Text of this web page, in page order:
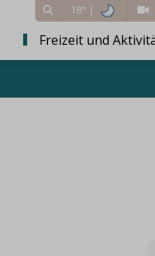
18° |
Freizeit und